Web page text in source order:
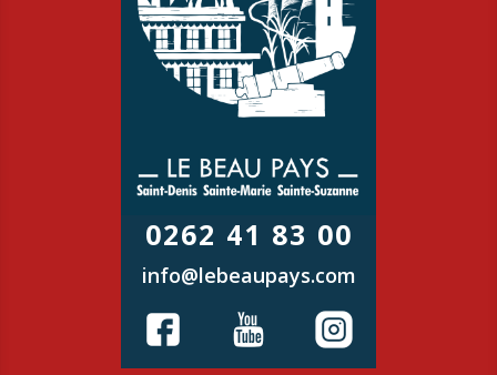
0262 41 83 00
info@lebeaupays.com